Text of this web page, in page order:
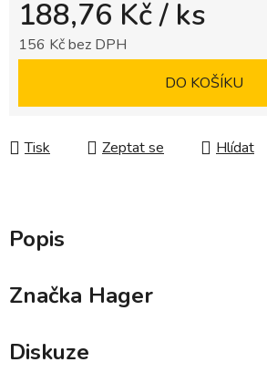
188,76 Kč/ ks
156 Kč bez DPH
DO KOŠÍKU
Tisk Zeptat se Hlídat
Popis
Značka Hager
Diskuze